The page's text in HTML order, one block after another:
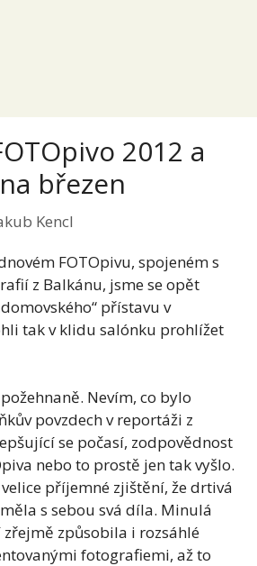
2012 a
březen
Kencl
FOTOpivu, spojeném s
z Balkánu, jsme se opět
přístavu v
tak v klidu salónku prohlížet
Nevím, co bylo
povzdech v reportáži z
se počasí, zodpovědnost
nebo to prostě jen tak vyšlo.
příjemné zjištění, že drtivá
s sebou svá díla. Minulá
způsobila i rozsáhlé
fotografiemi, až to